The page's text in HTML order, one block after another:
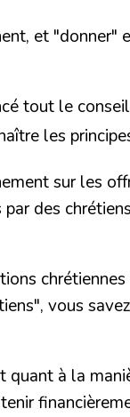
et "donner"
tout le
les
sur les
des
vous
à la